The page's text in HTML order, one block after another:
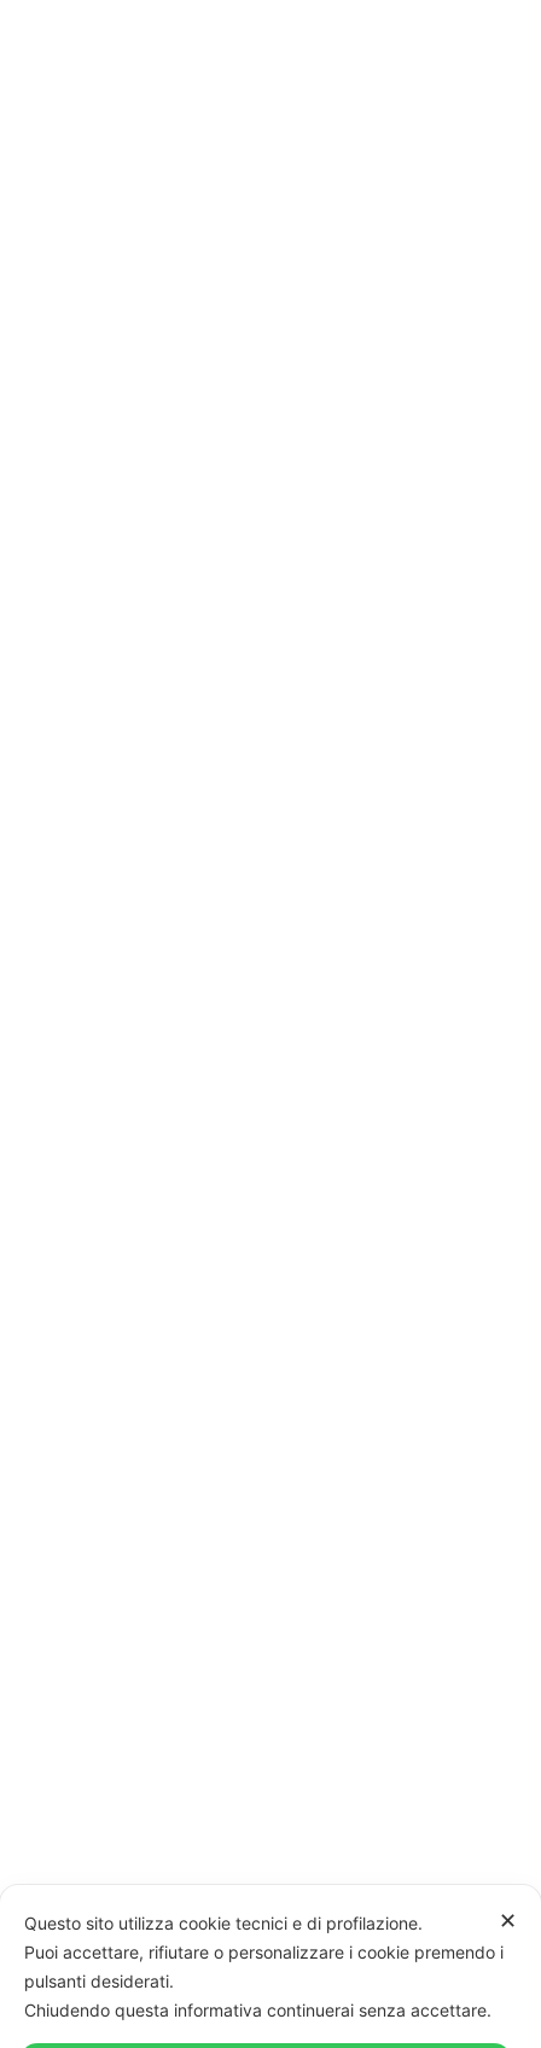
✕
Questo sito utilizza cookie tecnici e di profilazione.
Puoi accettare, rifiutare o personalizzare i cookie premendo i
pulsanti desiderati.
Chiudendo questa informativa continuerai senza accettare.